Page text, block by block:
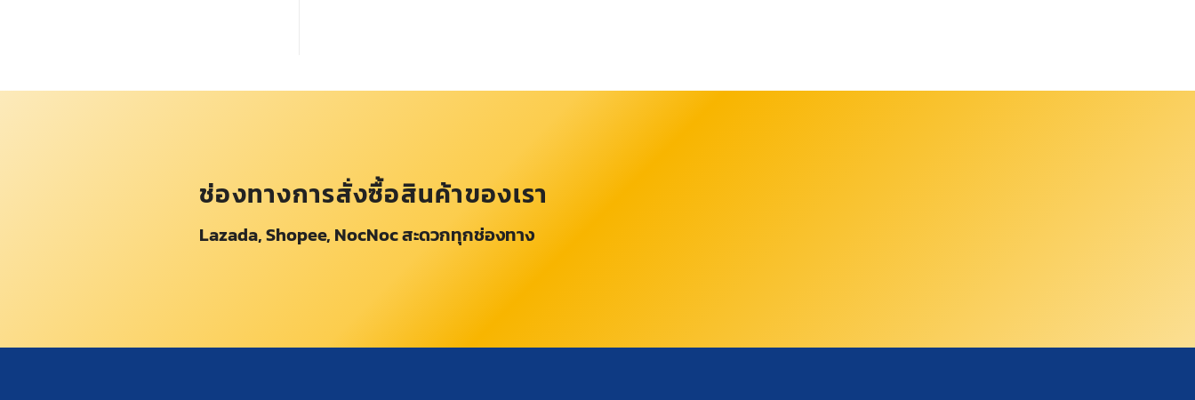
ช่องทางการสั่งซื้อสินค้าของเรา
Lazada, Shopee, NocNoc สะดวกทุกช่องทาง